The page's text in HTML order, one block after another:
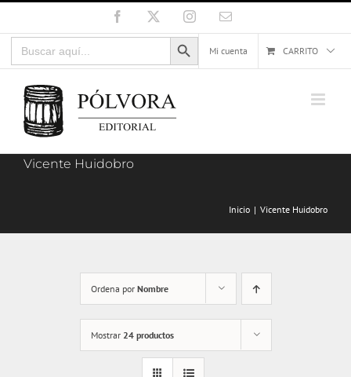
al
contenido
Facebook InstagramCorreo
Buscar:
Botón de búsqueda
Mi cuenta
CARRITO
Vicente Huidobro
Inicio Vicente Huidobro
Ordena por Nombre
Mostrar 24 productos